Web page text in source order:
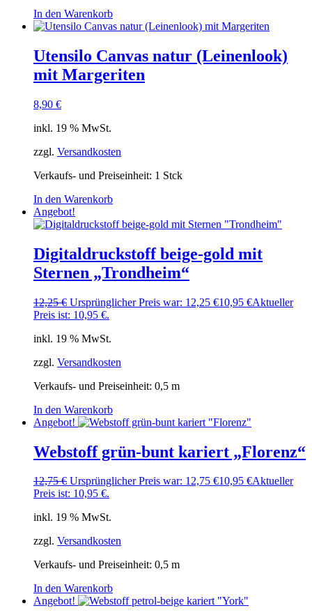
In den Warenkorb
Utensilo Canvas natur (Leinenlook)
mit Margeriten
8,90 €
inkl. 19 % MwSt.
zzgl. Versandkosten
Verkaufs- und Preiseinheit: 1 Stck
In den Warenkorb
Angebot!
Digitaldruckstoff beige-gold mit
Sternen „Trondheim“
12,25€ Ursprünglicher Preis war: 12,25 €10,95 €Aktueller
Preis ist: 10,95 €.
inkl. 19 % MwSt.
zzgl. Versandkosten
Verkaufs- und Preiseinheit: 0,5 m
In den Warenkorb
Angebot!
Webstoff grün-bunt kariert „Florenz“
12,75€ Ursprünglicher Preis war: 12,75 €10,95 €Aktueller
Preis ist: 10,95 €.
inkl. 19 % MwSt.
zzgl. Versandkosten
Verkaufs- und Preiseinheit: 0,5 m
In den Warenkorb
Angebot!